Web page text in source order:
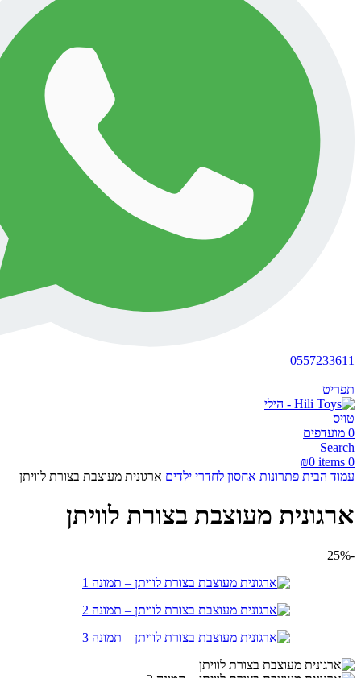
0557233611
תפריט
0 מועדפים
Search
0
items
₪0
עמוד הבית פתרונות אחסון לחדרי ילדים ארגונית מעוצבת בצורת לוויתן
ארגונית מעוצבת בצורת לוויתן
-25%